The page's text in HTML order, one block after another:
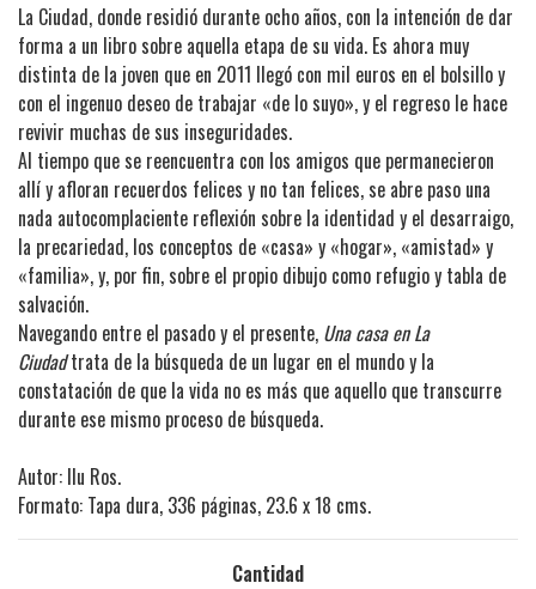
La Ciudad, donde residió durante ocho años, con la intención de dar
forma a un libro sobre aquella etapa de su vida. Es ahora muy
distinta de la joven que en 2011 llegó con mil euros en el bolsillo y
con el ingenuo deseo de trabajar «de lo suyo», y el regreso le hace
revivir muchas de sus inseguridades.
Al tiempo que se reencuentra con los amigos que permanecieron
allí y afloran recuerdos felices y no tan felices, se abre paso una
nada autocomplaciente reflexión sobre la identidad y el desarraigo,
la precariedad, los conceptos de «casa» y «hogar», «amistad» y
«familia», y, por fin, sobre el propio dibujo como refugio y tabla de
salvación.
Navegando entre el pasado y el presente, Una casa en La
Ciudadtrata de la búsqueda de un lugar en el mundo y la
constatación de que la vida no es más que aquello que transcurre
durante ese mismo proceso de búsqueda.
Autor: Ilu Ros.
Formato: Tapa dura, 336 páginas, 23.6 x 18 cms.
Cantidad